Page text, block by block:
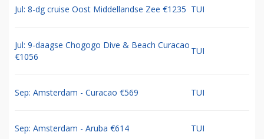
Jul: 8-dg cruise Oost Middellandse Zee €1235 TUI
Jul: 9-daagse Chogogo Dive & Beach Curacao
€1056
TUI
Sep: Amsterdam - Curacao €569 TUI
Sep: Amsterdam - Aruba €614 TUI